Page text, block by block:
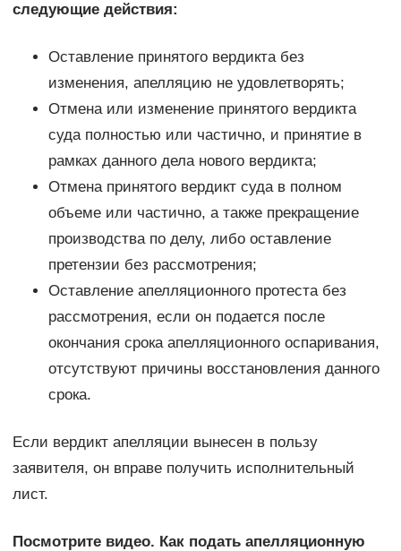
следующие действия:
Оставление принятого вердикта без
изменения, апелляцию не удовлетворять;
Отмена или изменение принятого вердикта
суда полностью или частично, и принятие в
рамках данного дела нового вердикта;
Отмена принятого вердикт суда в полном
объеме или частично, а также прекращение
производства по делу, либо оставление
претензии без рассмотрения;
Оставление апелляционного протеста без
рассмотрения, если он подается после
окончания срока апелляционного оспаривания,
отсутствуют причины восстановления данного
срока.
Если вердикт апелляции вынесен в пользу
заявителя, он вправе получить исполнительный
лист.
Посмотрите видео. Как подать апелляционную